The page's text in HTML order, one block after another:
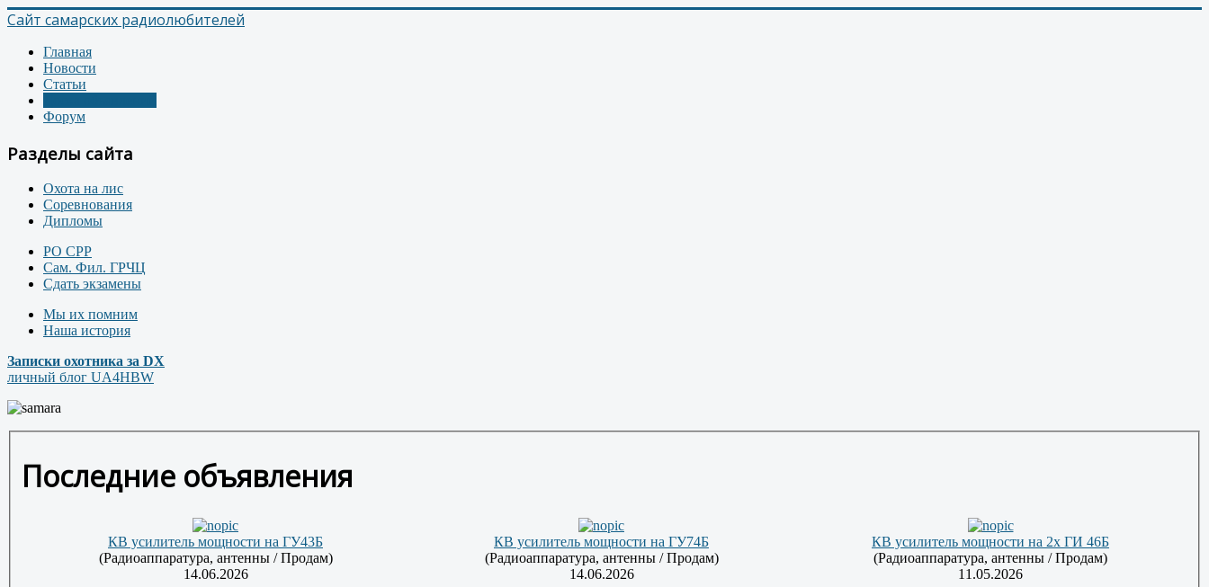
Сайт самарских радиолюбителей
Главная
Новости
Статьи
Форум
Разделы сайта
Охота на лис
Соревнования
Дипломы
РО СРР
Сам. Фил. ГРЧЦ
Сдать экзамены
Мы их помним
Наша история
Записки охотника за DX
личный блог UA4HBW
Последние объявления
КВ усилитель мощности на ГУ43Б
(Радиоаппаратура, антенны / Продам)
14.06.2026
КВ усилитель мощности на ГУ74Б
(Радиоаппаратура, антенны / Продам)
14.06.2026
КВ усилитель мощности на 2х ГИ 46Б
(Радиоаппаратура, антенны / Продам)
11.05.2026